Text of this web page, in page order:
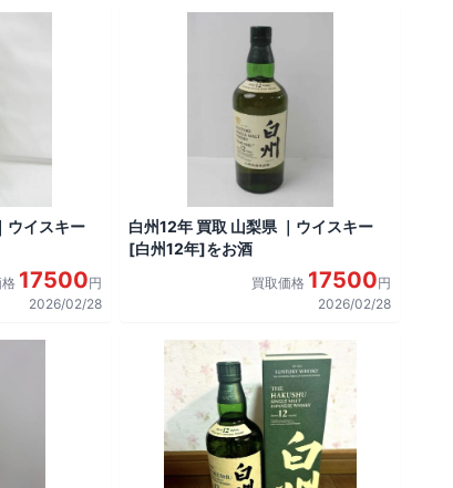
ウイスキー
17500円
2026/02/28
白州12年 買取 山梨県 ｜ウイスキー
[白州12年]をお酒
買取価格 17500円
2026/02/28